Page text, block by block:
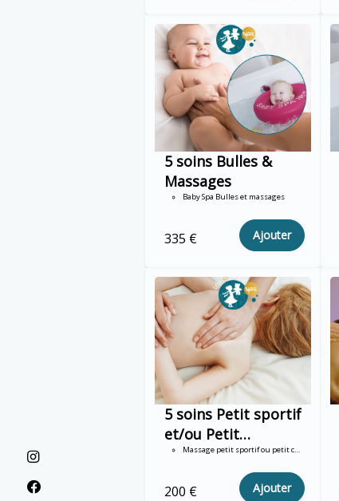
5 soins Bulles &
Massages
Baby Spa Bulles et massages
335 € Ajouter
5 soins Petit sportif
et/ou Petit
Chamallow 30mn
Massage petit sportif ou petit chamallow 30mn
200 € Ajouter